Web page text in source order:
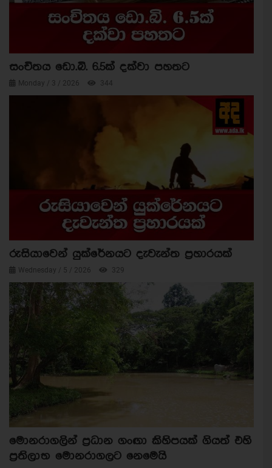
සංචිතය ඩො.බි. 6.5ක් දක්වා පහතට
Monday / 3 / 2026 344
රුසියාවෙන් යුක්රේනයට දැවැන්ත ප්‍රහාරයක්
Wednesday / 5 / 2026 329
මොනරාගලින් ප්‍රධාන ගංඟා කිහිපයක් ගියත් එහි
ප්‍රතිලාභ මොනරාගලට නෙමෙයි